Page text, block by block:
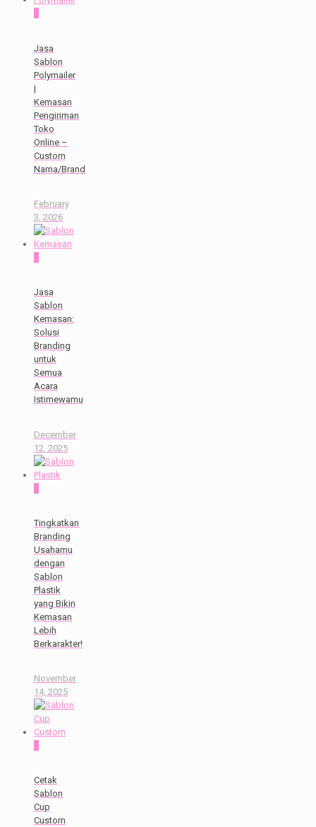
Jasa
Sablon
Polymailer
|
Kemasan
Pengiriman
Toko
Online –
Custom
Nama/Brand
February
3, 2026
Jasa
Sablon
Kemasan:
Solusi
Branding
untuk
Semua
Acara
Istimewamu
December
12, 2025
Tingkatkan
Branding
Usahamu
dengan
Sablon
Plastik
yang Bikin
Kemasan
Lebih
Berkarakter!
November
14, 2025
Cetak
Sablon
Cup
Custom